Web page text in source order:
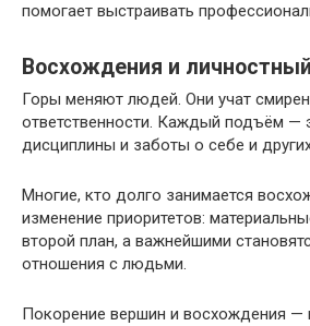
помогает выстраивать
Восхождения и
Горы меняют людей. Они учат
ответственности. Каждый подъём —
дисциплины и заботы о себе и
Многие, кто долго занимается
изменение приоритетов:
второй план, а важнейшими
отношения с людьми.
Покорение вершин и восхождения —